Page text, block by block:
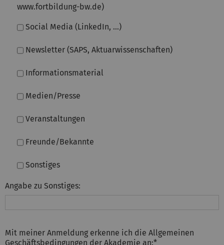
www.fortbildung-bw.de)
Social Media (LinkedIn, ...)
Newsletter (SAPS, Aktuarwissenschaften)
Informationsmaterial
Medien/Presse
Veranstaltungen
Freunde/Bekannte
Sonstiges
Angabe zu Sonstiges:
Mit meiner Anmeldung erkenne ich die Allgemeinen
Geschäftsbedingungen der Akademie an:*